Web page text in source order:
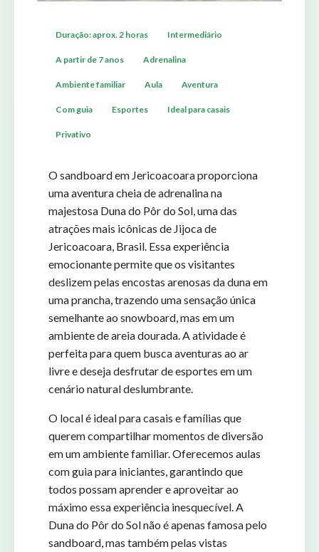
Duração: aprox. 2 horas Intermediário
A partir de 7 anos Adrenalina
Ambiente familiar Aula Aventura
Com guia Esportes Ideal para casais
Privativo
O sandboard em Jericoacoara proporciona
uma aventura cheia de adrenalina na
majestosa Duna do Pôr do Sol, uma das
atrações mais icônicas de Jijoca de
Jericoacoara, Brasil. Essa experiência
emocionante permite que os visitantes
deslizem pelas encostas arenosas da duna em
uma prancha, trazendo uma sensação única
semelhante ao snowboard, mas em um
ambiente de areia dourada. A atividade é
perfeita para quem busca aventuras ao ar
livre e deseja desfrutar de esportes em um
cenário natural deslumbrante.
O local é ideal para casais e famílias que
querem compartilhar momentos de diversão
em um ambiente familiar. Oferecemos aulas
com guia para iniciantes, garantindo que
todos possam aprender e aproveitar ao
máximo essa experiência inesquecível. A
Duna do Pôr do Sol não é apenas famosa pelo
sandboard, mas também pelas vistas